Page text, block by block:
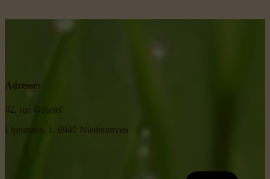
Adresse:
42, rue Gabriel
Lippmann, L-6947 Niederanven